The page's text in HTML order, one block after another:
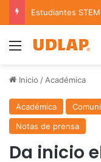
Menu
Inicio / Académica
Académica
Notas de prensa
Da inicio